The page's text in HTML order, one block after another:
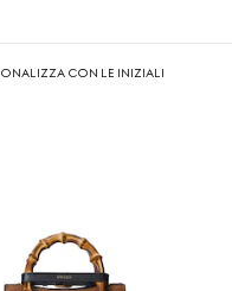
CON LE INIZIALI